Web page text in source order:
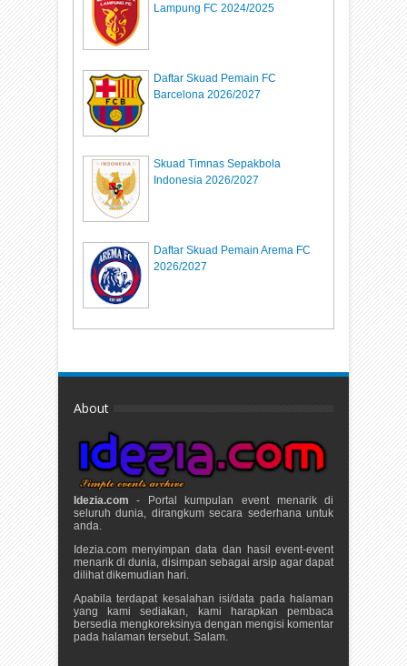
Lampung FC 2024/2025
Daftar Skuad Pemain FC
Barcelona 2026/2027
Skuad Timnas Sepakbola
Indonesia 2026/2027
Daftar Skuad Pemain Arema FC
2026/2027
About
Idezia.com - Portal kumpulan event menarik di
seluruh dunia, dirangkum secara sederhana untuk
anda.
Idezia.com menyimpan data dan hasil event-event
menarik di dunia, disimpan sebagai arsip agar dapat
dilihat dikemudian hari.
Apabila terdapat kesalahan isi/data pada halaman
yang kami sediakan, kami harapkan pembaca
bersedia mengkoreksinya dengan mengisi komentar
pada halaman tersebut. Salam.